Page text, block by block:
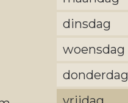
dinsdag
woensdag
donderdag